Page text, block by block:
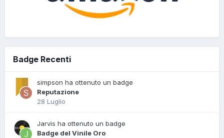
Badge Recenti
simpson ha ottenuto un badge
Reputazione
28 Luglio
Jarvis ha ottenuto un badge
Badge del Vinile Oro